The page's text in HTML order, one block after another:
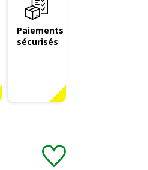
Paiements
sécurisés